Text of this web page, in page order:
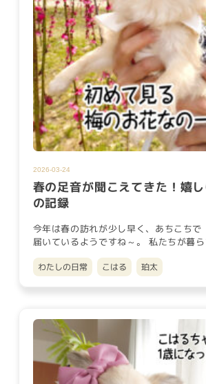
2026-03-24
春の足音が聞こえてきた！嬉
の記録
今年は春の訪れが少し早く、あちこちで
届いているようですね～。 私たちが暮
こ最近は日差しがホ…
わたしの日常 こはる 珀太